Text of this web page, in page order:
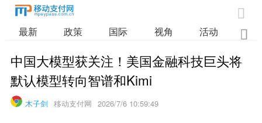

最新 政策 国际 视角 活动 业

中国大模型获关注！美国金融科技巨头将
默认模型转向智谱和Kimi
木子剑 移动支付网 2026/7/6 10:59:49